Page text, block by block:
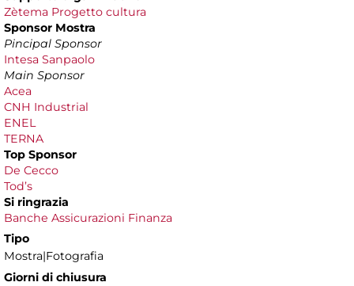
Zètema Progetto cultura
Sponsor Mostra
Pincipal Sponsor
Intesa Sanpaolo
Main Sponsor
Acea
CNH Industrial
ENEL
TERNA
Top Sponsor
De Cecco
Tod’s
Si ringrazia
Banche Assicurazioni Finanza
Tipo
Mostra|Fotografia
Giorni di chiusura